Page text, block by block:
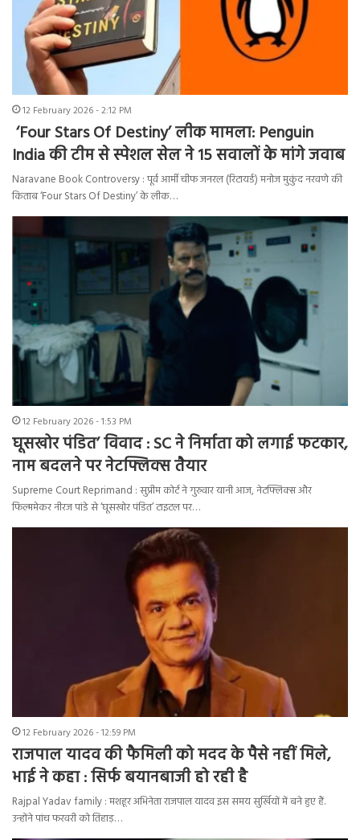
12 February 2026 - 2:12 PM
‘Four Stars Of Destiny’ लीक मामला: Penguin
India की टीम से स्पेशल सेल ने 15 सवालों के मांगे जवाब
Naravane Book Controversy : पूर्व आर्मी चीफ जनरल (रिटायर्ड) मनोज मुकुंद नरवणे की
किताब ‘Four Stars Of Destiny’ के लीक…
12 February 2026 - 1:53 PM
घूसखोर पंडित’ विवाद : SC ने निर्माता को लगाई फटकार,
नाम बदलने पर नेटफ्लिक्स तैयार
Supreme Court Reprimand : सुप्रीम कोर्ट ने गुरुवार यानी आज, नेटफ्लिक्स और
फिल्ममेकर नीरज पांडे से ‘घूसखोर पंडित’ टाइटल पर…
12 February 2026 - 12:59 PM
राजपाल यादव की फैमिली को मदद के पैसे नहीं मिले,
भाई ने कहा : सिर्फ बयानबाजी हो रही है
Rajpal Yadav family : मशहूर अभिनेता राजपाल यादव इस समय सुर्खियों में बने हुए हैं.
उन्होंने पांच फरवरी को तिहाड़…